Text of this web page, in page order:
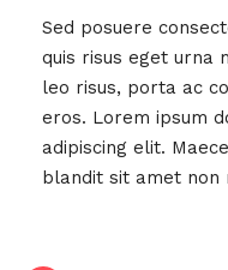
Sed posuere
quis risus eget urna
leo risus, porta ac
eros. Lorem ipsum
adipiscing elit.
blandit sit amet non